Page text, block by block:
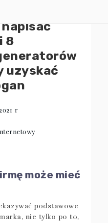
napisać
8
uzyskać
r
może mieć
podstawowe
nie tylko po to,